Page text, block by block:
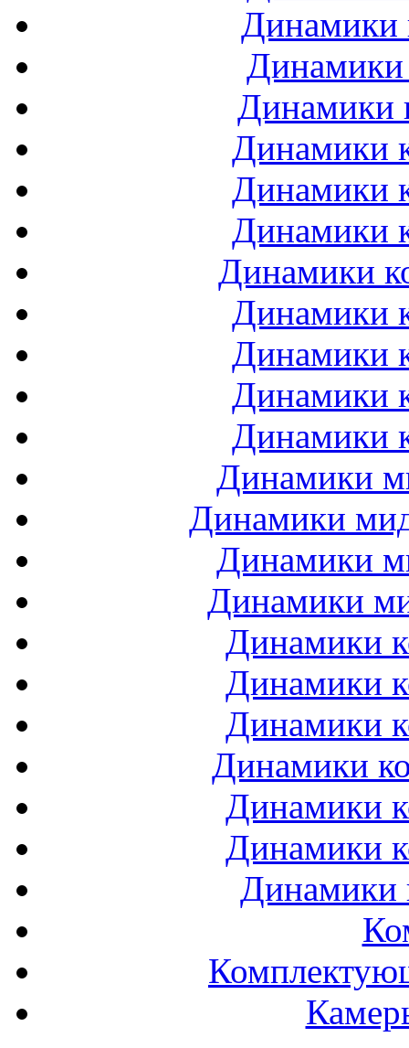
Динамики
Динамики
Динамики
Динамики
Динамики
Динамики
Динамики
Динамики
Динамики
Динамики
Динамики
Динамики
Динамики
Динамики
Динамики
Динамики
Динамики
Динамики
Динамики
Динамики
Динамики
Динамики